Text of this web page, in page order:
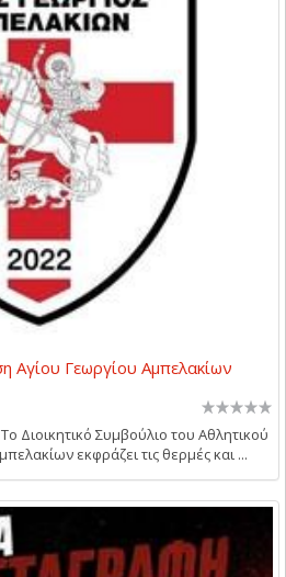
Αγίου Γεωργίου Αμπελακίων
Διοικητικό Συμβούλιο του Αθλητικού
εκφράζει τις θερμές και ...